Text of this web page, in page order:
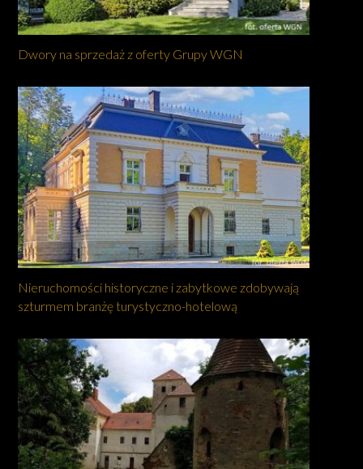
Dwory na sprzedaż z oferty Grupy WGN
Nieruchomości historyczne i zabytkowe zdobywają
szturmem branżę turystyczno-hotelową